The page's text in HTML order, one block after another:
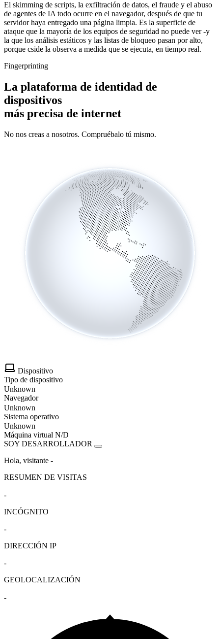
El skimming de scripts, la exfiltración de datos, el fraude y el abuso
de agentes de IA todo ocurre en el navegador, después de que tu
servidor haya entregado una página limpia. Es la superficie de
ataque que la mayoría de los equipos de seguridad no puede ver -y
la que los análisis estáticos y las listas de bloqueo pasan por alto,
porque cside la observa a medida que se ejecuta, en tiempo real.
Fingerprinting
La plataforma de identidad de
dispositivos
más precisa de internet
No nos creas a nosotros. Compruébalo tú mismo.
Dispositivo
Tipo de dispositivo
Unknown
Navegador
Unknown
Sistema operativo
Unknown
Máquina virtual N/D
SOY DESARROLLADOR
Hola, visitante -
RESUMEN DE VISITAS
-
INCÓGNITO
-
DIRECCIÓN IP
-
GEOLOCALIZACIÓN
-